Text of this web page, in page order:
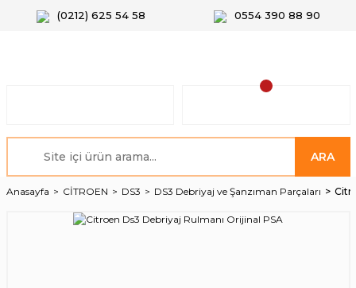
(0212) 625 54 58 0554 390 88 90
ARA
Anasayfa CİTROEN DS3 DS3 Debriyaj ve Şanzıman Parçaları